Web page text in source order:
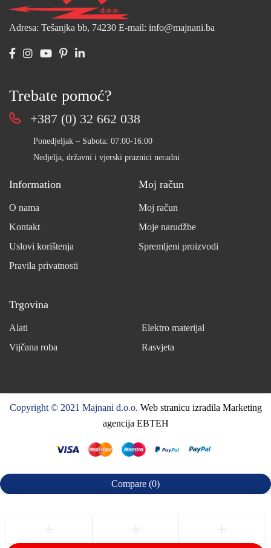
Adresa: Tešanjka bb, 74230 E-mail: info@majnani.ba
Trebate pomoć?
+387 (0) 32 662 038
Ponedjeljak – Subota: 07:00-16:00
Nedjelja, državni i vjerski praznici neradni
Information
O nama
Kontakt
Uslovi korištenja
Pravila privatnosti
Moj račun
Moj račun
Moje narudžbe
Spremljeni proizvodi
Trgovina
Alati
Elektro materijal
Vijčana roba
Rasvjeta
Copyright © 2021 Majnani d.o.o. Web stranicu izradila Marketing
agencija EBTEH
Compare (0)